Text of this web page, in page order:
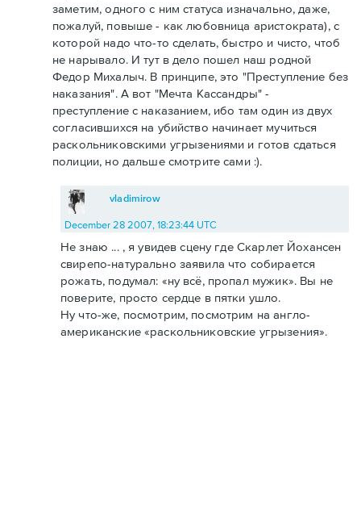
заметим, одного с ним статуса изначально, даже,
пожалуй, повыше - как любовница аристократа), с
которой надо что-то сделать, быстро и чисто, чтоб
не нарывало. И тут в дело пошел наш родной
Федор Михалыч. В принципе, это "Преступление без
наказания". А вот "Мечта Кассандры" -
преступление с наказанием, ибо там один из двух
согласившихся на убийство начинает мучиться
раскольниковскими угрызениями и готов сдаться
полиции, но дальше смотрите сами :).
vladimirow
December 28 2007, 18:23:44 UTC
Не знаю ... , я увидев сцену где Скарлет Йохансен
свирепо-натурально заявила что собирается
рожать, подумал: «ну всё, пропал мужик». Вы не
поверите, просто сердце в пятки ушло.
Ну что-же, посмотрим, посмотрим на англо-
американские «раскольниковские угрызения».